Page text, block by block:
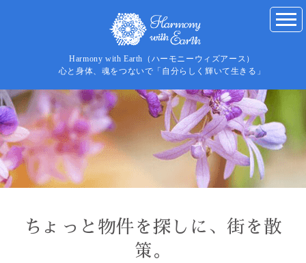
Harmony with Earth（ハーモニーウィズアース）
心と身体、魂をつないで「自分らしく輝いて生きる」
ちょっと物件を探しに、街を散
策。